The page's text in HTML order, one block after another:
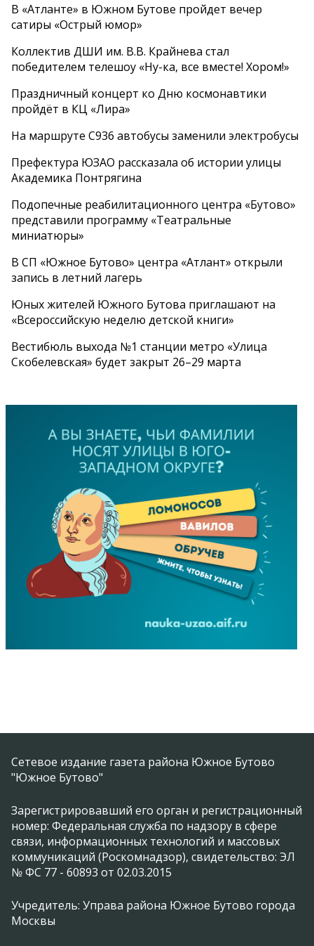
В «Атланте» в Южном Бутове пройдет вечер
сатиры «Острый юмор»
Коллектив ДШИ им. В.В. Крайнева стал
победителем телешоу «Ну-ка, все вместе! Хором!»
Праздничный концерт ко Дню космонавтики
пройдёт в КЦ «Лира»
На маршруте С936 автобусы заменили электробусы
Префектура ЮЗАО рассказала об истории улицы
Академика Понтрягина
Подопечные реабилитационного центра «Бутово»
представили программу «Театральные
миниатюры»
В СП «Южное Бутово» центра «Атлант» открыли
запись в летний лагерь
Юных жителей Южного Бутова приглашают на
«Всероссийскую неделю детской книги»
Вестибюль выхода №1 станции метро «Улица
Скобелевская» будет закрыт 26–29 марта
Сетевое издание газета района Южное Бутово
"Южное Бутово"
Зарегистрировавший его орган и регистрационный
номер: Федеральная служба по надзору в сфере
связи, информационных технологий и массовых
коммуникаций (Роскомнадзор), свидетельство: ЭЛ
№ ФС 77 - 60893 от 02.03.2015
Учредитель: Управа района Южное Бутово города
Москвы